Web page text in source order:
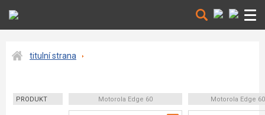
titulní strana
PRODUKT Motorola Edge 60 Motorola Edge